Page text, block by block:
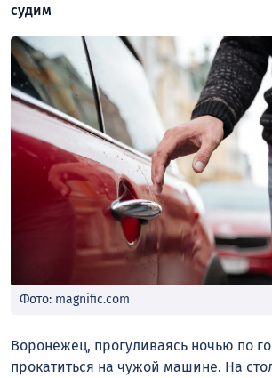
судим
Фото: magnific.com
Воронежец, прогуливаясь ночью по
прокатиться на чужой машине. На